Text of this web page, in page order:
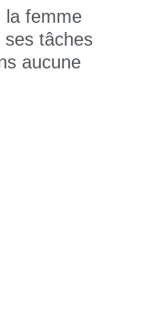
la femme
ses tâches
aucune